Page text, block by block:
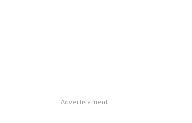
Advertisement